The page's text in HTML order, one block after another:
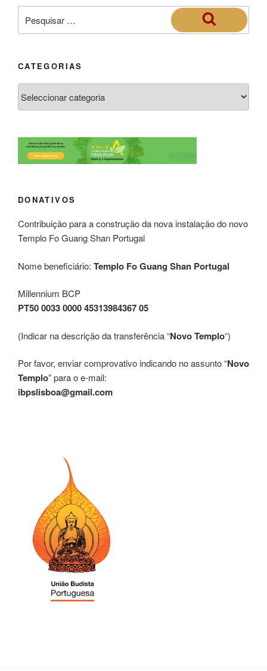
CATEGORIAS
DONATIVOS
Contribuição para a construção da nova instalação do novo
Templo Fo Guang Shan Portugal
Nome beneficiário: Templo Fo Guang Shan Portugal
Millennium BCP
PT50 0033 0000 45313984367 05
(Indicar na descrição da transferência “Novo Templo“)
Por favor, enviar comprovativo indicando no assunto “Novo
Templo” para o e-mail:
ibpslisboa@gmail.com